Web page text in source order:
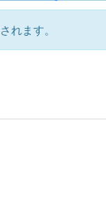
れます。